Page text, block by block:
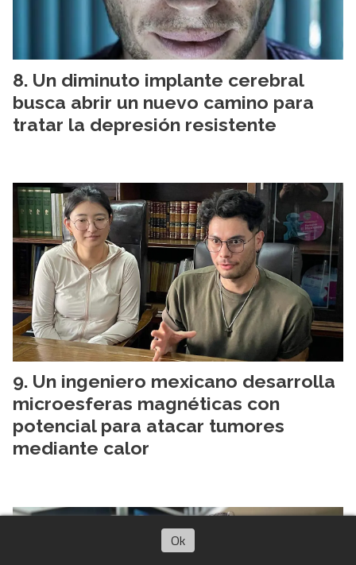
Un diminuto implante cerebral
busca abrir un nuevo camino para
tratar la depresión resistente
Un ingeniero mexicano desarrolla
microesferas magnéticas con
potencial para atacar tumores
mediante calor
Ok